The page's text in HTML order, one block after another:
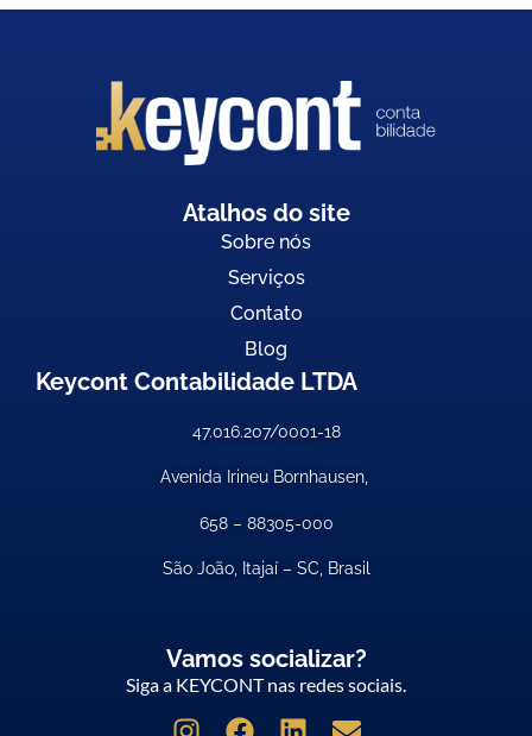
Atalhos do site
Sobre nós
Serviços
Contato
Blog
Keycont Contabilidade LTDA
47.016.207/0001-18
Avenida Irineu Bornhausen,
658 – 88305-000
São João, Itajaí – SC, Brasil
Vamos socializar?
Siga a KEYCONT nas redes sociais.